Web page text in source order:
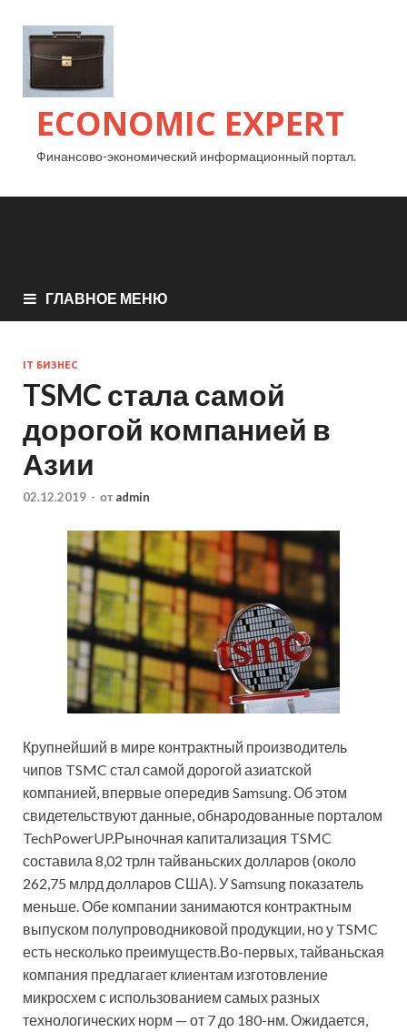
ECONOMIC EXPERT
Финансово-экономический информационный портал.
ГЛАВНОЕ МЕНЮ
IT БИЗНЕС
TSMC стала самой
дорогой компанией в
Азии
02.12.2019 - от admin
Крупнейший в мире контрактный производитель
чипов TSMC стал самой дорогой азиатской
компанией, впервые опередив Samsung. Об этом
свидетельствуют данные, обнародованные порталом
TechPowerUP.Рыночная капитализация TSMC
составила 8,02 трлн тайваньских долларов (около
262,75 млрд долларов США). У Samsung показатель
меньше. Обе компании занимаются контрактным
выпуском полупроводниковой продукции, но у TSMC
есть несколько преимуществ.Во-первых, тайваньская
компания предлагает клиентам изготовление
микросхем с использованием самых разных
технологических норм — от 7 до 180-нм. Ожидается,